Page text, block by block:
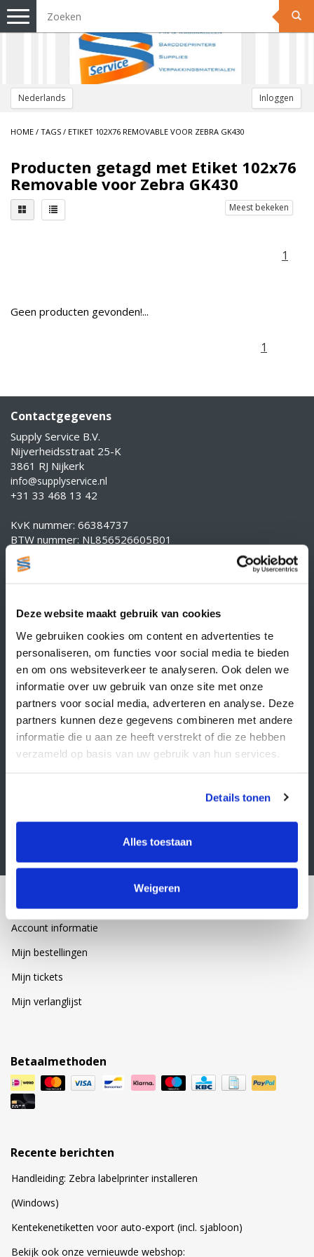
Deze website maakt gebruik van cookies
We gebruiken cookies om content en advertenties te
personaliseren, om functies voor social media te bieden
en om ons websiteverkeer te analyseren. Ook delen we
informatie over uw gebruik van onze site met onze
partners voor social media, adverteren en analyse. Deze
partners kunnen deze gegevens combineren met andere
informatie die u aan ze heeft verstrekt of die ze hebben
verzameld op basis van uw gebruik van hun services.
Details tonen
Alles toestaan
Weigeren
Nederlands Inloggen
Toggle
navigation
HOME / TAGS / ETIKET 102X76 REMOVABLE VOOR ZEBRA GK430
Producten getagd met Etiket 102x76
Removable voor Zebra GK430
Meest bekeken
1
Geen producten gevonden!...
1
Contactgegevens
Supply Service B.V.
Nijverheidsstraat 25-K
3861 RJ Nijkerk
info@supplyservice.nl
+31 33 468 13 42
KvK nummer: 66384737
BTW nummer: NL856526605B01
Klantenservice
Over Supply Service B.V.
Veelgestelde vragen
Retourbeleid
Algemene voorwaarden
Privacy statement
Klacht indienen
Nieuwsbrief
Account informatie
Mijn bestellingen
Mijn tickets
Mijn verlanglijst
Betaalmethoden
Recente berichten
Handleiding: Zebra labelprinter installeren
(Windows)
Kentekenetiketten voor auto-export (incl. sjabloon)
Bekijk ook onze vernieuwde webshop: